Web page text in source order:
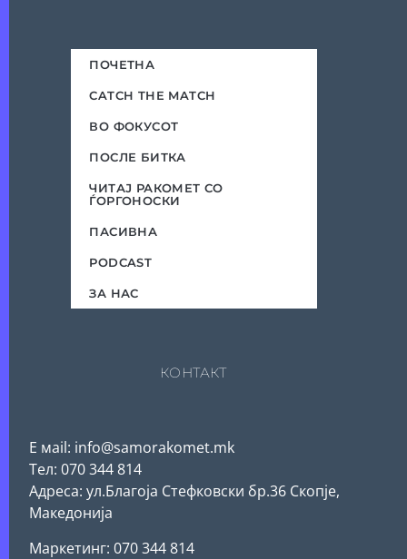
ПОЧЕТНА
CATCH THE MATCH
ВО ФОКУСОТ
ПОСЛЕ БИТКА
ЧИТАЈ РАКОМЕТ СО
ЃОРГОНОСКИ
ПАСИВНА
PODCAST
ЗА НАС
КОНТАКТ
Е мail: info@samorakomet.mk
Тел: 070 344 814
Адреса: ул.Благоја Стефковски бр.36 Скопје,
Македонија
Mаркетинг: 070 344 814